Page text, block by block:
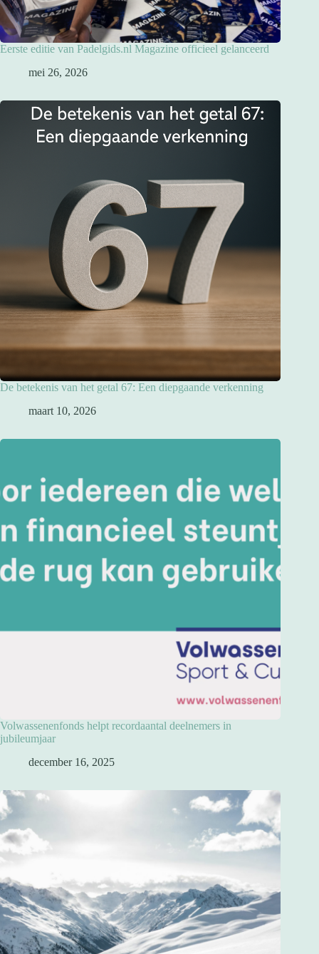
Eerste editie van Padelgids.nl Magazine officieel gelanceerd
mei 26, 2026
De betekenis van het getal 67: Een diepgaande verkenning
maart 10, 2026
Volwassenenfonds helpt recordaantal deelnemers in
jubileumjaar
december 16, 2025